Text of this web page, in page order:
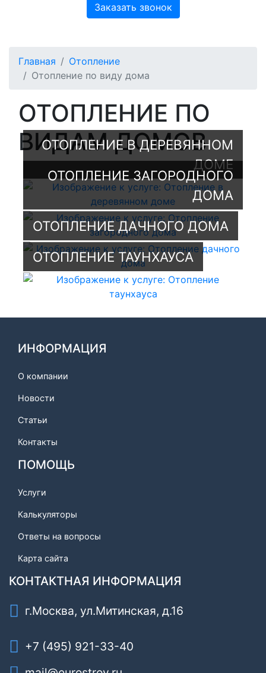
Заказать звонок
Главная
Отопление
Отопление по виду дома
ОТОПЛЕНИЕ ПО
ВИДАМ ДОМОВ
ОТОПЛЕНИЕ В ДЕРЕВЯННОМ
ДОМЕ
ОТОПЛЕНИЕ ЗАГОРОДНОГО
ДОМА
ОТОПЛЕНИЕ ДАЧНОГО ДОМА
ОТОПЛЕНИЕ ТАУНХАУСА
ИНФОРМАЦИЯ
О компании
Новости
Статьи
Контакты
ПОМОЩЬ
Услуги
Калькуляторы
Ответы на вопросы
Карта сайта
КОНТАКТНАЯ ИНФОРМАЦИЯ
г.Москва, ул.Митинская, д.16
+7 (495) 921-33-40